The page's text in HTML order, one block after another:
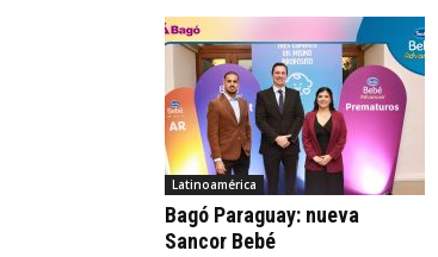
Latinoamérica
Bagó Paraguay: nueva
Sancor Bebé